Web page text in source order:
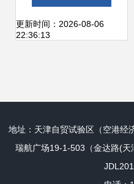
——第七届黄河金
加工产业博览会盛
更新时间：2026-08-06
22:36:13
地址：天津自贸试验区（空港经
瑞航广场19-1-503（金达路(